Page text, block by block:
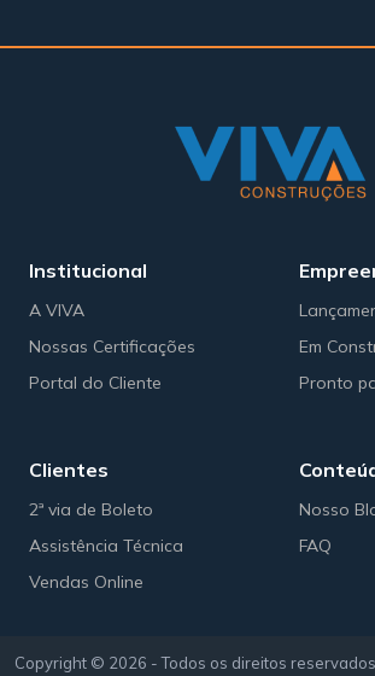
Institucional
A VIVA
Nossas Certificações
Portal do Cliente
Em
Pronto
Clientes
2ª via de Boleto
Assistência Técnica
Vendas Online
Nosso
FAQ
Copyright © 2026 - Todos os direitos